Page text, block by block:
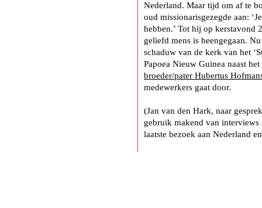
Nederland. Maar tijd om af te
oud missionarisgezegde aan:
hebben.’ Tot hij op kerstavond
geliefd mens is heengegaan.
schaduw van de kerk van het
Papoea Nieuw Guinea naast
broeder/pater Hubertus
medewerkers gaat door.
(Jan van den Hark, naar
gebruik makend van
laatste bezoek aan Nederland